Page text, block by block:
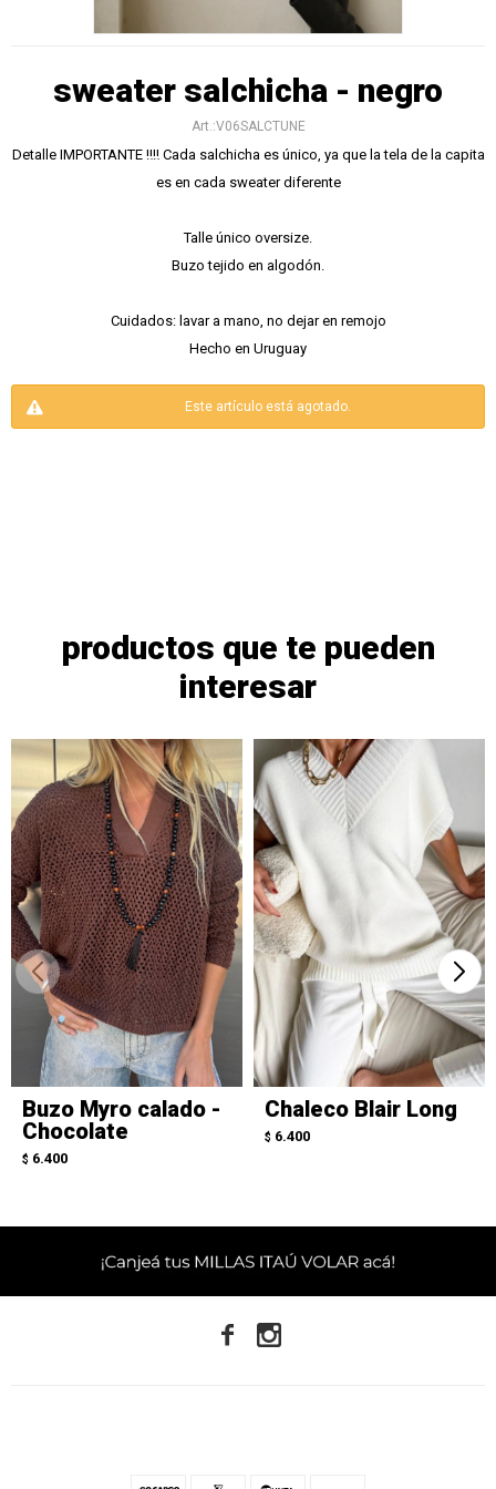
sweater salchicha - negro
V06SALCTUNE
Detalle IMPORTANTE ‼️‼️ Cada salchicha es único, ya que la tela de la capita
es en cada sweater diferente
Talle único oversize.
Buzo tejido en algodón.
Cuidados: lavar a mano, no dejar en remojo
Hecho en Uruguay
Este artículo está agotado.
productos que te pueden
interesar
Buzo Myro calado -
Chocolate
$ 6.400
Chaleco Blair Long
$ 6.400
 